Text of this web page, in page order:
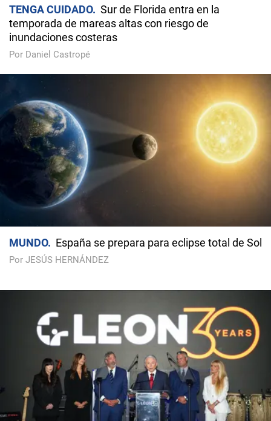
TENGA CUIDADO
Sur de Florida entra en la
temporada de mareas altas con riesgo de
inundaciones costeras
Por Daniel Castropé
MUNDO España se prepara para eclipse total de Sol
Por JESÚS HERNÁNDEZ